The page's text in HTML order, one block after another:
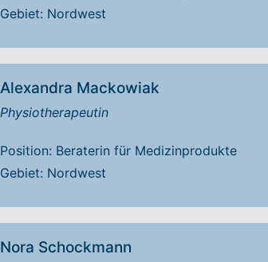
Gebiet: Nordwest
Alexandra Mackowiak
Physiotherapeutin
Position: Beraterin für Medizinprodukte
Gebiet: Nordwest
Nora Schockmann